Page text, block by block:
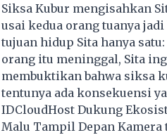
Siksa Kubur mengisahkan
usai kedua orang tuanya
tujuan hidup Sita hanya
orang itu meninggal, Sita
membuktikan bahwa siksa
tentunya ada konsekuensi
IDCloudHost Dukung
Malu Tampil Depan Kamera